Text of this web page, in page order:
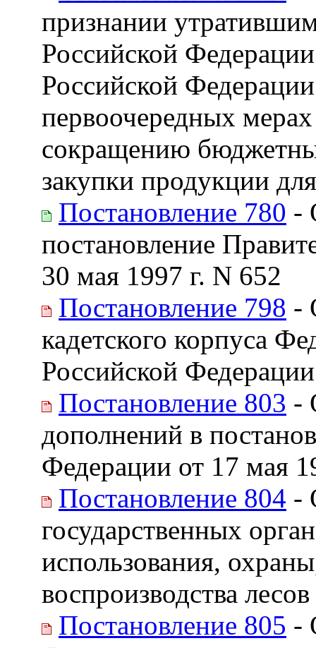
признании
Российской
Российской
первоочередных
сокращению
закупки продукции
Постановление 780 -
постановление
30 мая 1997 г. N 652
Постановление 798 -
кадетского корпуса
Российской Федерации
Постановление 803 -
дополнений в
Федерации от 17 мая
Постановление 804 -
государственных
использования,
воспроизводства лесов
Постановление 805 -